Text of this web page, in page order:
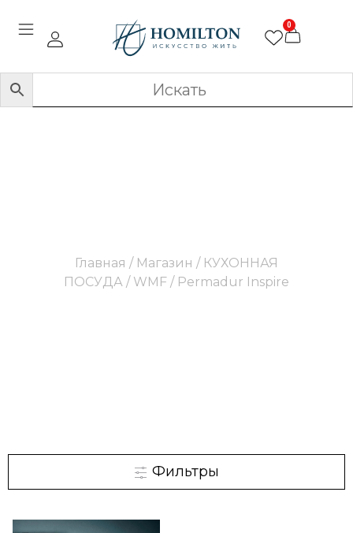
0
Главная / Магазин / КУХОННАЯ
ПОСУДА / WMF / Permadur Inspire
Фильтры